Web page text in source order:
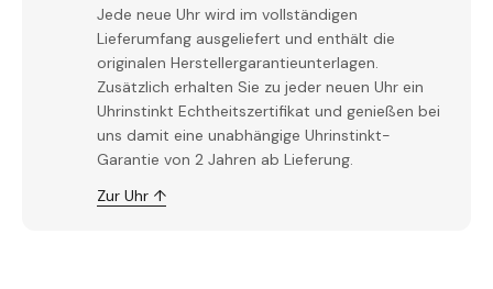
Jede neue Uhr wird im vollständigen
Lieferumfang ausgeliefert und enthält die
originalen Herstellergarantieunterlagen.
Zusätzlich erhalten Sie zu jeder neuen Uhr ein
Uhrinstinkt Echtheitszertifikat und genießen bei
uns damit eine unabhängige Uhrinstinkt-
Garantie von 2 Jahren ab Lieferung.
Zur Uhr ↑